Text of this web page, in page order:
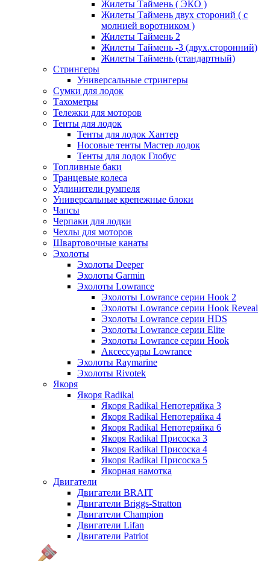
Жилеты Таймень ( ЭКО )
Жилеты Таймень двух стороний ( с
молнией воротником )
Жилеты Таймень 2
Жилеты Таймень -3 (двух.сторонний)
Жилеты Таймень (стандартный)
Стрингеры
Универсальные стрингеры
Сумки для лодок
Тахометры
Тележки для моторов
Тенты для лодок
Тенты для лодок Хантер
Носовые тенты Мастер лодок
Тенты для лодок Глобус
Топливные баки
Транцевые колеса
Удлинители румпеля
Универсальные крепежные блоки
Чапсы
Черпаки для лодки
Чехлы для моторов
Швартовочные канаты
Эхолоты
Эхолоты Deeper
Эхолоты Garmin
Эхолоты Lowrance
Эхолоты Lowrance серии Hook 2
Эхолоты Lowrance серии Hook Reveal
Эхолоты Lowrance серии HDS
Эхолоты Lowrance серии Elite
Эхолоты Lowrance серии Hook
Аксессуары Lowrance
Эхолоты Raymarine
Эхолоты Rivotek
Якоря
Якоря Radikal
Якоря Radikal Непотеряйка 3
Якоря Radikal Непотеряйка 4
Якоря Radikal Непотеряйка 6
Якоря Radikal Присоска 3
Якоря Radikal Присоска 4
Якоря Radikal Присоска 5
Якорная намотка
Двигатели
Двигатели BRAIT
Двигатели Briggs-Stratton
Двигатели Champion
Двигатели Lifan
Двигатели Patriot